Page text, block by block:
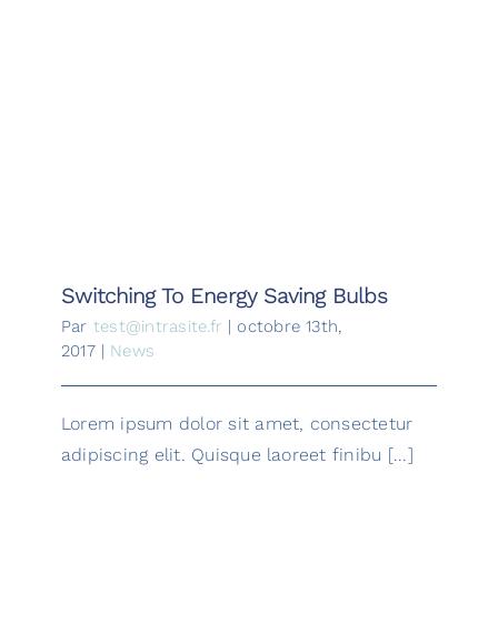
Switching To Energy Saving Bulbs
Par test@intrasite.fr | octobre 13th,
2017 | News
Lorem ipsum dolor sit amet, consectetur
adipiscing elit. Quisque laoreet finibu [...]